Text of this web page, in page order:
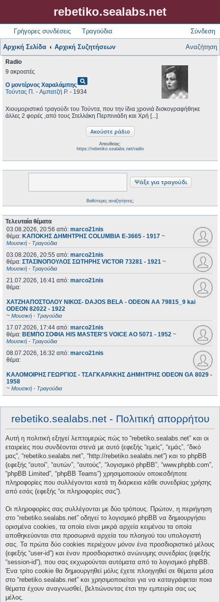
rebetiko.sealabs.net
Γρήγορες συνδέσεις Τραγούδια Σύνδεση
Αρχική Σελίδα Αρχική Συζητήσεων Αναζήτηση
Radio
9 ακροατές
Ο μοντέρνος Χαραλάμπηςpageview
Τούντας Π. - Αμπατζή Ρ. - 1934
Χιουμοριστικό τραγούδι του Τούντα, που την ίδια χρονιά δισκογραφήθηκε
άλλες 2 φορές ,από τους Στελλάκη Περπινιάδη και Χρή [...]
Απευθείας:
https://rebetiko.sealabs.net/radio
Βαθύτερες αναζητήσεις;
Τελευταία θέματα
03.08.2026, 20:56 από: marco21nis
θέμα: ΚΑΠΟΚΗΣ ΔΗΜΗΤΡΗΣ COLUMBIA E-3665 - 1917 ~
Μουσική - Τραγούδια
03.08.2026, 20:55 από: marco21nis
θέμα: ΣΤΑΣΙΝΟΠΟΥΛΟΣ ΣΩΤΗΡΗΣ VICTOR 73281 - 1921 ~
Μουσική - Τραγούδια
21.07.2026, 16:41 από: marco21nis
θέμα:
ΧΑΤΖΗΑΠΟΣΤΟΛΟΥ ΝΙΚΟΣ- DAJOS BELA - ODEON AA 79815_9 kai
ODEON 82022 - 1922
~ Μουσική - Τραγούδια
17.07.2026, 17:44 από: marco21nis
θέμα: ΒΕΜΠΟ ΣΟΦΙΑ HIS MASTER'S VOICE AO 5071 - 1952 ~
Μουσική - Τραγούδια
08.07.2026, 16:32 από: marco21nis
θέμα:
ΚΑΛΟΜΟΙΡΗΣ ΓΕΩΡΓΙΟΣ - ΤΣΑΓΚΑΡΑΚΗΣ ΔΗΜΗΤΡΗΣ ODEON GA 8029 -
1958
~ Μουσική - Τραγούδια
rebetiko.sealabs.net - Πολιτική απορρήτου
Αυτή η πολιτική εξηγεί λεπτομερώς πώς το “rebetiko.sealabs.net” και οι
εταιρείες που συνδέονται στενά με αυτό (εφεξής “εμείς”, “εμάς”, “δικό
μας”, “rebetiko.sealabs.net”, “http://rebetiko.sealabs.net”) και το phpBB
(εφεξής “αυτοί”, “αυτών”, “αυτούς”, “λογισμικό phpBB”, “www.phpbb.com”,
“phpBB Limited”, “phpBB Teams”) χρησιμοποιούν οποιεσδήποτε
πληροφορίες που συλλέγονται κατά τη διάρκεια κάθε συνεδρίας χρήσης
από εσάς (εφεξής “οι πληροφορίες σας”).
Οι πληροφορίες σας συλλέγονται με δύο τρόπους. Πρώτον, η περιήγηση
στο “rebetiko.sealabs.net” οδηγεί το λογισμικό phpBB να δημιουργήσει
ορισμένα cookies, τα οποία είναι μικρά αρχεία κειμένου τα οποία
αποθηκεύονται στα προσωρινά αρχεία του πλοηγού του υπολογιστή
σας. Τα πρώτα δύο cookies περιέχουν μόνον ένα προσδιοριστικό μέλους
(εφεξής “user-id”) και έναν προσδιοριστικό ανώνυμης συνεδρίας (εφεξής
“session-id”), που σας εκχωρούνται αυτόματα από το λογισμικό phpBB.
Ένα τρίτο cookie θα δημιουργηθεί μόλις έχετε πλοηγηθεί σε θέματα μέσα
στο “rebetiko.sealabs.net” και χρησιμοποιείται για να καταγράφεται ποια
θέματα έχουν αναγνωσθεί, βελτιώνοντας έτσι την εμπειρία σας ως
μέλος.